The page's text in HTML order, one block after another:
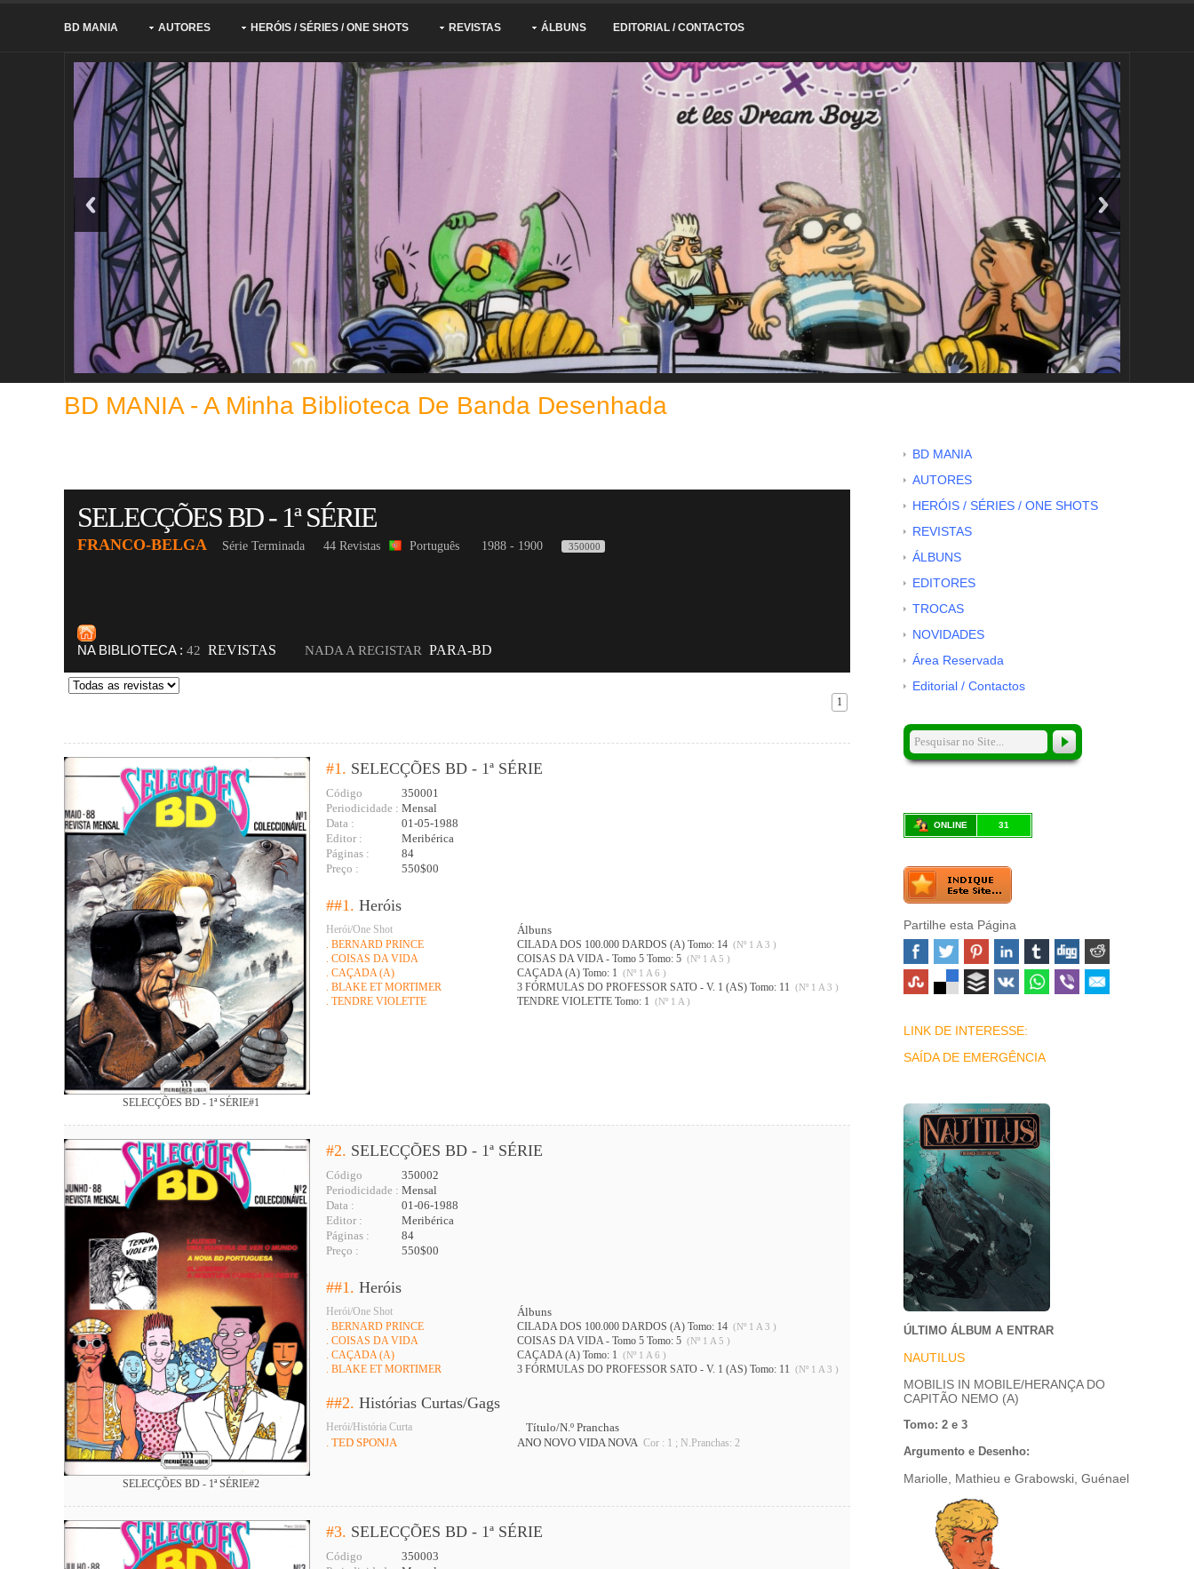
BD MANIA AUTORES HERÓIS / SÉRIES / ONE SHOTS REVISTAS ÁLBUNS EDITORIAL / CONTACTOS
BD MANIA - A Minha Biblioteca De Banda Desenhada
SELECÇÕES BD - 1ª SÉRIE
FRANCO-BELGA Série Terminada 44 Revistas Português 1988 - 1900 350000
NA BIBLIOTECA : 42 REVISTAS NADA A REGISTAR PARA-BD
1
SELECÇÕES BD - 1ª SÉRIE#1
#1. SELECÇÕES BD - 1ª SÉRIE
Código
350001
Periodicidade : Mensal
Data :
01-05-1988
Editor :
Meribérica
Páginas :
84
Preço :
550$00
##1. Heróis
Herói/One Shot Álbuns
. BERNARD PRINCE CILADA DOS 100.000 DARDOS (A) Tomo: 14 (Nº 1 A 3 )
. COISAS DA VIDA COISAS DA VIDA - Tomo 5 Tomo: 5 (Nº 1 A 5 )
. CAÇADA (A) CAÇADA (A) Tomo: 1 (Nº 1 A 6 )
. BLAKE ET MORTIMER 3 FÓRMULAS DO PROFESSOR SATO - V. 1 (AS) Tomo: 11 (Nº 1 A 3 )
. TENDRE VIOLETTE TENDRE VIOLETTE Tomo: 1 (Nº 1 A )
SELECÇÕES BD - 1ª SÉRIE#2
#2. SELECÇÕES BD - 1ª SÉRIE
Código
350002
Periodicidade : Mensal
Data :
01-06-1988
Editor :
Meribérica
Páginas :
84
Preço :
550$00
##1. Heróis
Herói/One Shot Álbuns
. BERNARD PRINCE CILADA DOS 100.000 DARDOS (A) Tomo: 14 (Nº 1 A 3 )
. COISAS DA VIDA COISAS DA VIDA - Tomo 5 Tomo: 5 (Nº 1 A 5 )
. CAÇADA (A) CAÇADA (A) Tomo: 1 (Nº 1 A 6 )
. BLAKE ET MORTIMER 3 FÓRMULAS DO PROFESSOR SATO - V. 1 (AS) Tomo: 11 (Nº 1 A 3 )
##2. Histórias Curtas/Gags
Herói/História Curta
Título/N.º Pranchas
. TED SPONJA
ANO NOVO VIDA NOVA Cor : 1 ; N.Pranchas: 2
#3. SELECÇÕES BD - 1ª SÉRIE
Código
350003
BD MANIA
AUTORES
HERÓIS / SÉRIES / ONE SHOTS
REVISTAS
ÁLBUNS
EDITORES
TROCAS
NOVIDADES
Área Reservada
Editorial / Contactos
ONLINE 31
Partilhe esta Página
LINK DE INTERESSE:
SAÍDA DE EMERGÊNCIA
ÚLTIMO ÁLBUM A ENTRAR
NAUTILUS
MOBILIS IN MOBILE/HERANÇA DO
CAPITÃO NEMO (A)
Tomo: 2 e 3
Argumento e Desenho:
Mariolle, Mathieu e Grabowski, Guénael